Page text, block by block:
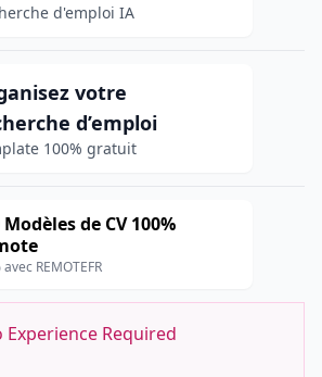
d'emploi IA
votre
d’emploi
100% gratuit
Modèles de CV 100%
REMOTEFR
Experience Required